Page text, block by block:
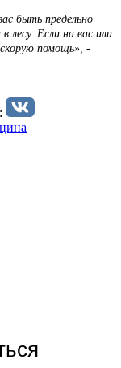
быть предельно
лесу. Если на вас или
помощь», -